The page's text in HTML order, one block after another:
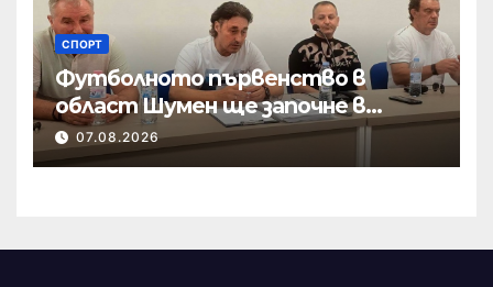
СПОРТ
Футболното първенство в
област Шумен ще започне в
началото на септември
07.08.2026